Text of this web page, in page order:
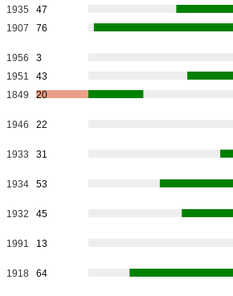
1935
47
1907 76
1956
3
1951
43
1849 20
1946 22
1933 31
1934 53
1932 45
1991 13
1918 64